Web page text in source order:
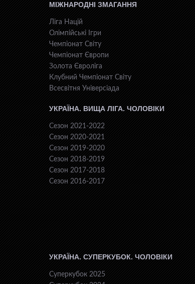
МІЖНАРОДНІ ЗМАГАННЯ
Ліга Націй
Олімпійські Ігри
Чемпіонат Світу
Чемпіонат Європи
Золота Євроліга
Клубний Чемпіонат Світу
Всесвiтня Унiверсiaда
УКРАЇНА. ВИЩА ЛІГА. ЧОЛОВІКИ
Сезон 2021-2022
Сезон 2020-2021
Сезон 2019-2020
Сезон 2018-2019
Сезон 2017-2018
Сезон 2016-2017
УКРАЇНА. СУПЕРКУБОК. ЧОЛОВІКИ
Суперкубок 2025